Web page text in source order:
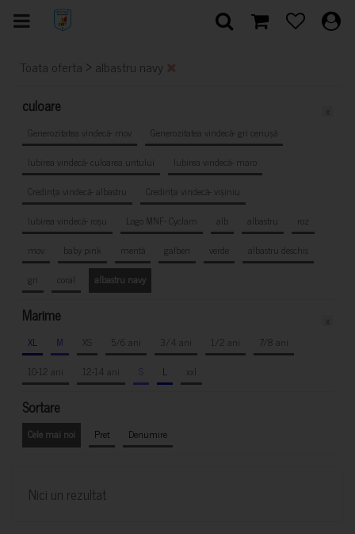
Toata oferta > albastru navy
culoare
Generozitatea vindecă- mov
Generozitatea vindecă- gri cenușă
Iubirea vindecă- culoarea untului
Iubirea vindecă- maro
Credința vindecă- albastru
Credința vindecă- vișiniu
Iubirea vindecă- roșu
Logo MNF- Cyclam alb albastru
roz
mov
baby pink mentă galben verde
albastru deschis
gri
coral albastru navy
Marime
XL M XS 5/6 ani 3/4 ani 1/2 ani
7/8 ani
10-12 ani
12-14 ani S L xxl
Sortare
Cele mai noi Pret Denumire
Nici un rezultat